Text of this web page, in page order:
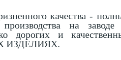
качества -
производства на
дорогих и
ИЗДЕЛИЯХ.